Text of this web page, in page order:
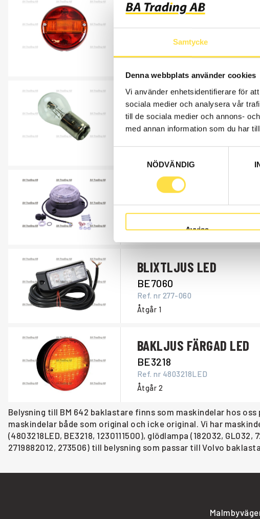
Samtycke
Denna webbplats använder cookies
Vi använder enhetsidentifierare för
sociala medier och analysera vår
till de sociala medier och annons-
med annan information som du har
NÖDVÄNDIG
Avvisa
BAKLYKTA
BE218
4803218
Komplett, rund.
GLÖDLAMPA
GL032
Ref. nr182032
BLIXTLJUS /
BE001
Ref. nr2396.01
Åtgår1
BLIXTLJUS LED
BE7060
Ref. nr 277-060
Åtgår 1
BAKLJUS FÄRGAD LED
BE3218
Ref. nr 4803218LED
Åtgår 2
Belysning till BM 642 baklastare finns som maskindelar hos
maskindelar både som original och icke original. Vi har
(4803218LED, BE3218, 1230111500), glödlampa (182032,
2719882012, 273506) till belysning som passar till Volvo